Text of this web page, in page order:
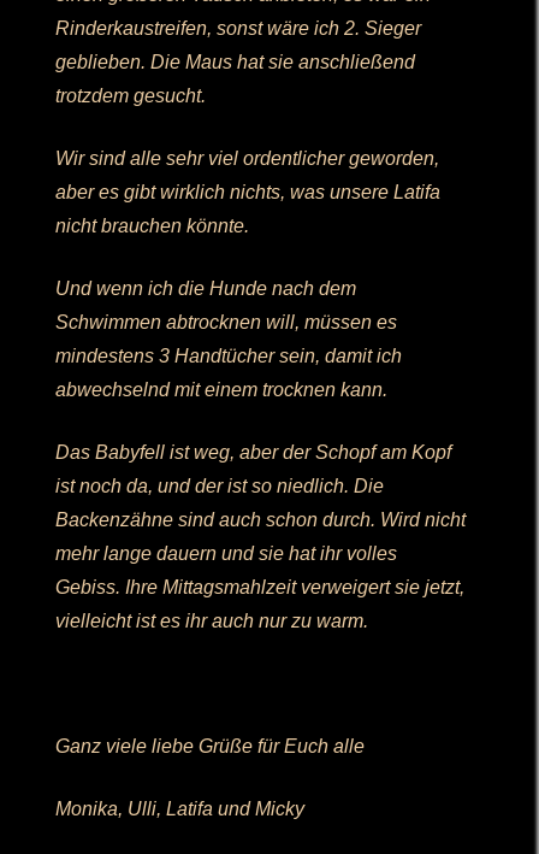
Rinderkaustreifen, sonst wäre ich 2. Sieger
geblieben. Die Maus hat sie anschließend
trotzdem gesucht.
Wir sind alle sehr viel ordentlicher geworden,
aber es gibt wirklich nichts, was unsere Latifa
nicht brauchen könnte.
Und wenn ich die Hunde nach dem
Schwimmen abtrocknen will, müssen es
mindestens 3 Handtücher sein, damit ich
abwechselnd mit einem trocknen kann.
Das Babyfell ist weg, aber der Schopf am Kopf
ist noch da, und der ist so niedlich. Die
Backenzähne sind auch schon durch. Wird nicht
mehr lange dauern und sie hat ihr volles
Gebiss. Ihre Mittagsmahlzeit verweigert sie jetzt,
vielleicht ist es ihr auch nur zu warm.
Ganz viele liebe Grüße für Euch alle
Monika, Ulli, Latifa und Micky